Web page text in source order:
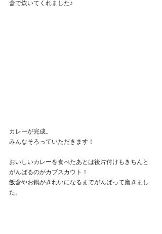
盒で炊いてくれました♪
カレーが完成。
みんなそろっていただきます！
おいしいカレーを食べたあとは後片付けもきちんと
がんばるのがカブスカウト！
飯盒やお鍋がきれいになるまでがんばって磨きまし
た。